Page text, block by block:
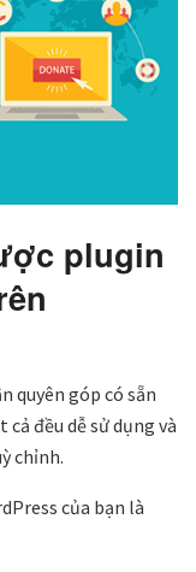
plugin
quyên góp có sẵn
đều dễ sử dụng và
chỉnh.
của bạn là